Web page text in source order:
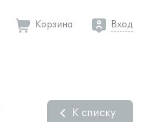
Корзина Вход
К списку